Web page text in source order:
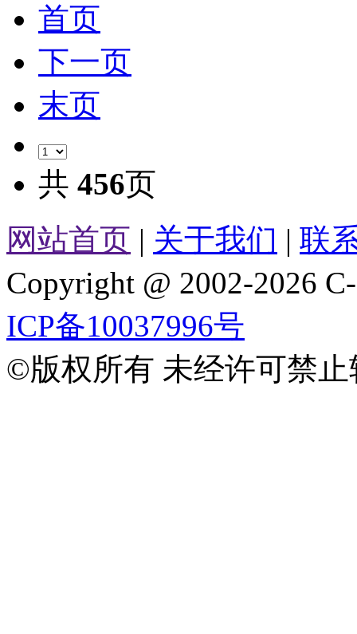
首页
下一页
末页
共 456页
网站首页 | 关于我们 | 联
Copyright @ 2002-2026
ICP备10037996号
©版权所有 未经许可禁